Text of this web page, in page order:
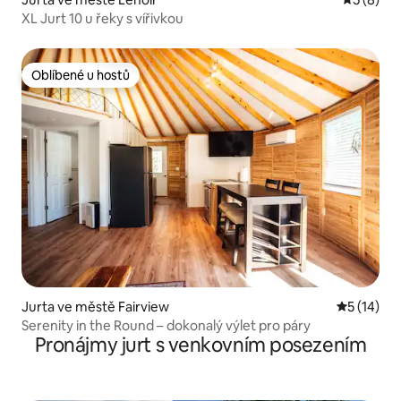
XL Jurt 10 u řeky s vířivkou
Oblíbené u hostů
Oblíbené u hostů
Jurta ve městě Fairview Průměrné
5 (14)
Serenity in the Round – dokonalý výlet pro páry
Pronájmy jurt s venkovním posezením